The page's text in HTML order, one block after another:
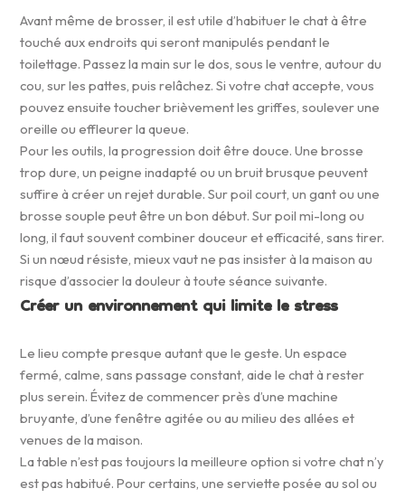
Avant même de brosser, il est utile d’habituer le chat à être
touché aux endroits qui seront manipulés pendant le
toilettage. Passez la main sur le dos, sous le ventre, autour du
cou, sur les pattes, puis relâchez. Si votre chat accepte, vous
pouvez ensuite toucher brièvement les griffes, soulever une
oreille ou effleurer la queue.
Pour les outils, la progression doit être douce. Une brosse
trop dure, un peigne inadapté ou un bruit brusque peuvent
suffire à créer un rejet durable. Sur poil court, un gant ou une
brosse souple peut être un bon début. Sur poil mi-long ou
long, il faut souvent combiner douceur et efficacité, sans tirer.
Si un nœud résiste, mieux vaut ne pas insister à la maison au
risque d’associer la douleur à toute séance suivante.
Créer un environnement qui limite le stress
Le lieu compte presque autant que le geste. Un espace
fermé, calme, sans passage constant, aide le chat à rester
plus serein. Évitez de commencer près d’une machine
bruyante, d’une fenêtre agitée ou au milieu des allées et
venues de la maison.
La table n’est pas toujours la meilleure option si votre chat n’y
est pas habitué. Pour certains, une serviette posée au sol ou